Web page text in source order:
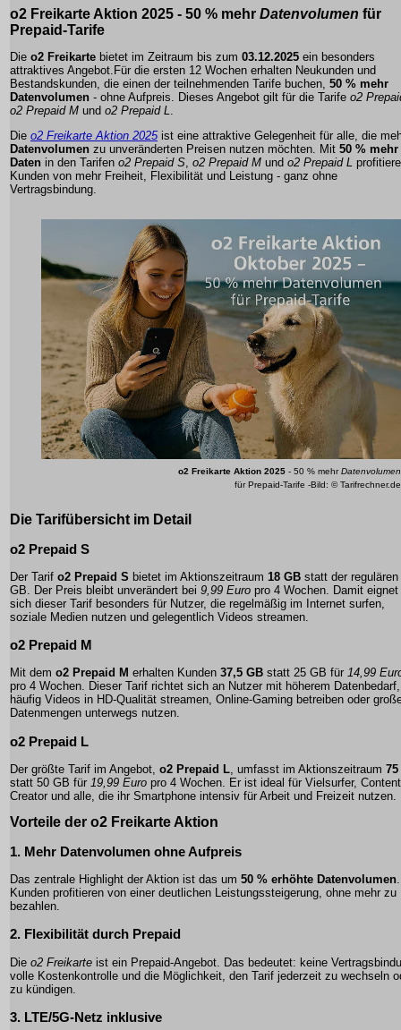
o2 Freikarte Aktion 2025 - 50 % mehr Datenvolumen für
Prepaid-Tarife
Die o2 Freikarte bietet im Zeitraum bis zum 03.12.2025 ein besonders
attraktives Angebot.Für die ersten 12 Wochen erhalten Neukunden und
Bestandskunden, die einen der teilnehmenden Tarife buchen, 50 % mehr
Datenvolumen - ohne Aufpreis. Dieses Angebot gilt für die Tarife o2
o2 Prepaid M und o2 Prepaid L
Die o2 Freikarte Aktion 2025ist eine attraktive Gelegenheit für alle, die
Datenvolumen zu unveränderten Preisen nutzen möchten. Mit 50 % mehr
Daten in den Tarifen o2 Prepaid S o2 Prepaid M und o2 Prepaid L
Kunden von mehr Freiheit, Flexibilität und Leistung - ganz ohne
Vertragsbindung.
o2 Freikarte Aktion 2025 - 50 % mehrDatenvolumen
für Prepaid-Tarife -Bild: © Tarifrechner.de
Die Tarifübersicht im Detail
o2 Prepaid S
Der Tarif o2 Prepaid S bietet im Aktionszeitraum 18 GB statt der regulären
GB. Der Preis bleibt unverändert bei 9,99 Euro pro 4 Wochen. Damit eignet
sich dieser Tarif besonders für Nutzer, die regelmäßig im Internet surfen,
soziale Medien nutzen und gelegentlich Videos streamen.
o2 Prepaid M
Mit dem o2 Prepaid M erhalten Kunden 37,5 GB statt 25 GB für 14,99
pro 4 Wochen. Dieser Tarif richtet sich an Nutzer mit höherem
häufig Videos in HD-Qualität streamen, Online-Gaming betreiben oder
Datenmengen unterwegs nutzen.
o2 Prepaid L
Der größte Tarif im Angebot, o2 Prepaid L , umfasst im Aktionszeitraum 75
statt 50 GB für 19,99 Euro pro 4 Wochen. Er ist ideal für Vielsurfer,
Creator und alle, die ihr Smartphone intensiv für Arbeit und Freizeit nutzen.
Vorteile der o2 Freikarte Aktion
1. Mehr Datenvolumen ohne Aufpreis
Das zentrale Highlight der Aktion ist das um 50 % erhöhte Datenvolumen.
Kunden profitieren von einer deutlichen Leistungssteigerung, ohne mehr zu
bezahlen.
2. Flexibilität durch Prepaid
Die o2 Freikarte ist ein Prepaid-Angebot. Das bedeutet: keine
volle Kostenkontrolle und die Möglichkeit, den Tarif jederzeit zu wechseln
zu kündigen.
3. LTE/5G-Netz inklusive